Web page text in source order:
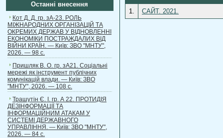
Останні внесення
Кот Д. Д. гр. зА-23. РОЛЬ
МІЖНАРОДНИХ ОРГАНІЗАЦІЙ ТА
ОКРЕМИХ ДЕРЖАВ У ВІДНОВЛЕННІ
ЕКОНОМІКИ ПОСТРАЖДАЛИХ ВІД
ВІЙНИ КРАЇН. — Київ: ЗВО "МНТУ",
2026. — 98 с.
Пришляк В. О. гр. зА21. Соціальні
мережі як інструмент публічних
комунікацій влади. — Київ: ЗВО
"МНТУ", 2026. — 108 с.
Трашутін Є. І. гр. А 22. ПРОТИДІЯ
ДЕЗІНФОРМАЦІЇ ТА
ІНФОРМАЦІЙНИМ АТАКАМ У
СИСТЕМІ ДЕРЖАВНОГО
УПРАВЛІННЯ. — Київ: ЗВО "МНТУ",
2026. — 84 с.
1. САЙТ. 2021.